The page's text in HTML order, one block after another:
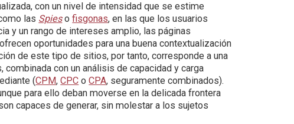
con un nivel de intensidad que se estime
las Spiesofisgonas, en las que los usuarios
y un rango de intereses amplio, las páginas
oportunidades para una buena contextualización
de este tipo de sitios, por tanto, corresponde a una
con un análisis de capacidad y carga
(CPM,CPC oCPA, seguramente combinados).
para ello deban moverse en la delicada frontera
capaces de generar, sin molestar a los sujetos